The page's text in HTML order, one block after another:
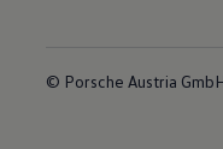
© Porsche Austria